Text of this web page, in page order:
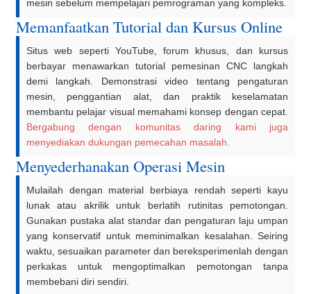
mesin sebelum mempelajari pemrograman yang kompleks.
Memanfaatkan Tutorial dan Kursus Online
Situs web seperti YouTube, forum khusus, dan kursus
berbayar menawarkan tutorial pemesinan CNC langkah
demi langkah. Demonstrasi video tentang pengaturan
mesin, penggantian alat, dan praktik keselamatan
membantu pelajar visual memahami konsep dengan cepat.
Bergabung dengan komunitas daring kami juga
menyediakan dukungan pemecahan masalah.
Menyederhanakan Operasi Mesin
Mulailah dengan material berbiaya rendah seperti kayu
lunak atau akrilik untuk berlatih rutinitas pemotongan.
Gunakan pustaka alat standar dan pengaturan laju umpan
yang konservatif untuk meminimalkan kesalahan. Seiring
waktu, sesuaikan parameter dan bereksperimenlah dengan
perkakas untuk mengoptimalkan pemotongan tanpa
membebani diri sendiri.